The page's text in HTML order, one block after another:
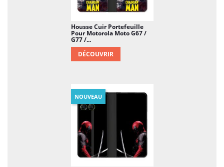
Housse Cuir Portefeuille
Pour Motorola Moto G67 /
G77 /...
DÉCOUVRIR
NOUVEAU